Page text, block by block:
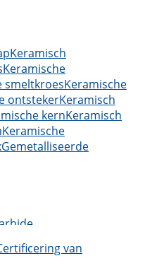
Keramisch
Keramische
smeltkroesKeramische
ontstekerKeramisch
kernKeramisch
Keramische
Gemetalliseerde
keramiekZirkonia
van